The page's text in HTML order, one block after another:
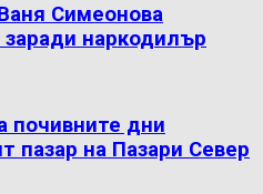
Симеонова
наркодилър
почивните дни
пазар на Пазари Север